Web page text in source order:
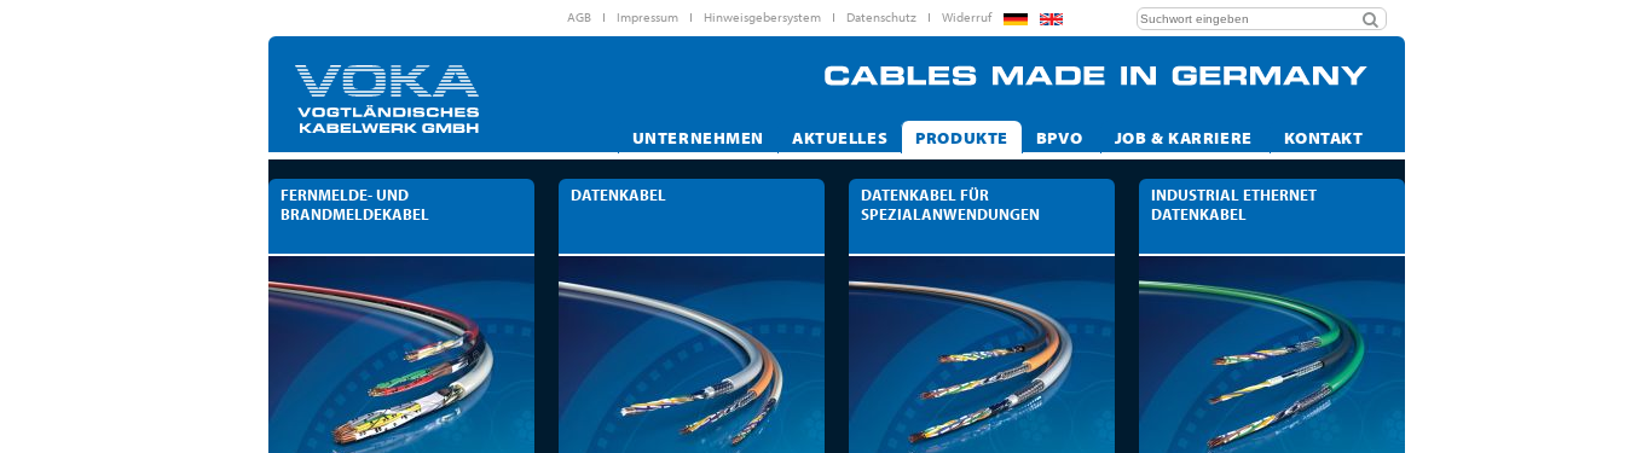
AGB Impressum Hinweisgebersystem Datenschutz Widerruf
UNTERNEHMEN AKTUELLES PRODUKTE BPVO JOB & KARRIERE KONTAKT
FERNMELDE- UND
BRANDMELDEKABEL
DATENKABEL
DATENKABEL FÜR
SPEZIALANWENDUNGEN
INDUSTRIAL ETHERNET
DATENKABEL